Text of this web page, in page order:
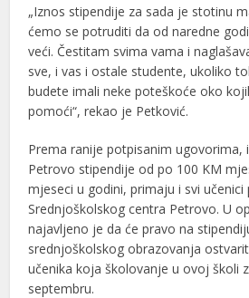
„Iznos stipendije za sada je stotinu
ćemo se potruditi da od naredne
veći. Čestitam svima vama i
sve, i vas i ostale studente, ukoliko
budete imali neke poteškoće oko
pomoći“, rekao je Petković.
Prema ranije potpisanim ugovorima,
Petrovo stipendije od po 100 KM
mjeseci u godini, primaju i svi učenici
Srednjoškolskog centra Petrovo. U
najavljeno je da će pravo na
srednjoškolskog obrazovanja
učenika koja školovanje u ovoj školi
septembru.